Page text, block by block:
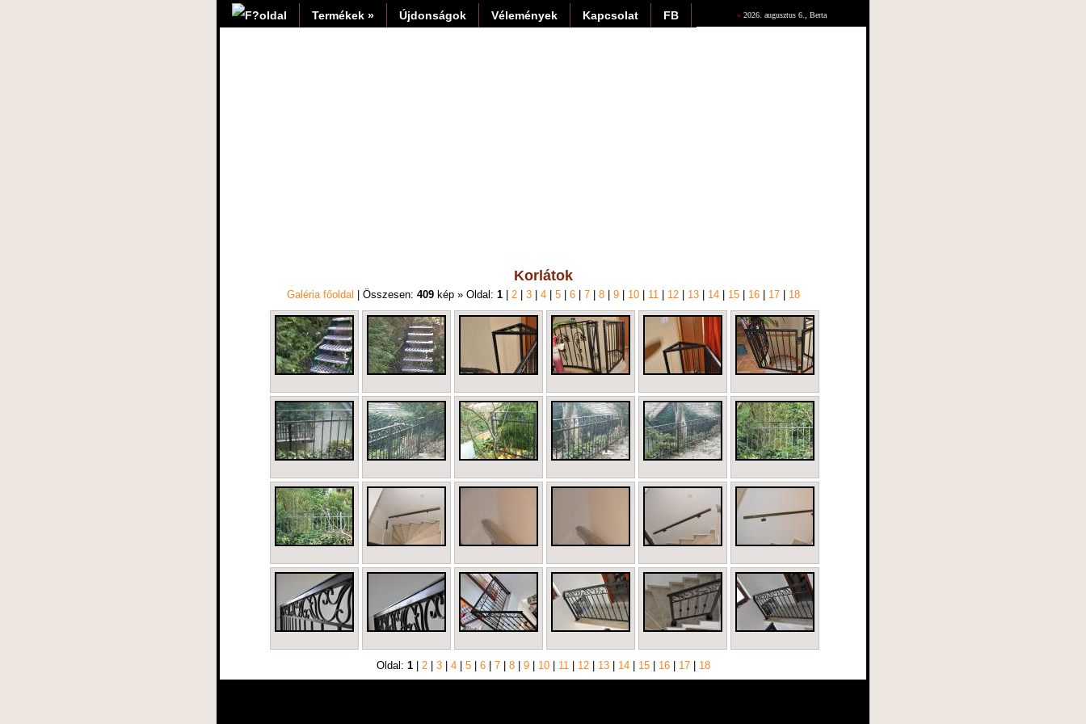
Termékek » Újdonságok Vélemények Kapcsolat FB » 2026. augusztus 6., Berta
Korlátok
Galéria főoldal | Összesen: 409kép » Oldal: 1| 2| 3| 4| 5| 6| 7| 8| 9| 10| 11| 12| 13| 14| 15| 16| 17| 18
Oldal: 1| 2| 3| 4| 5| 6| 7| 8| 9| 10| 11| 12| 13| 14| 15| 16| 17| 18